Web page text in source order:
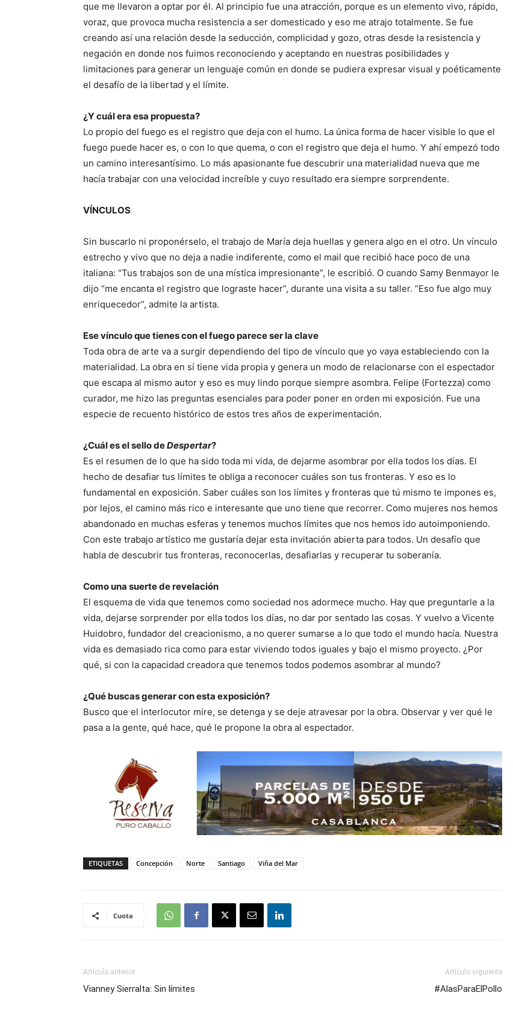
que me llevaron a optar por él. Al principio fue una atracción, porque es un elemento vivo, rápido,
voraz, que provoca mucha resistencia a ser domesticado y eso me atrajo totalmente. Se fue
creando así una relación desde la seducción, complicidad y gozo, otras desde la resistencia y
negación en donde nos fuimos reconociendo y aceptando en nuestras posibilidades y
limitaciones para generar un lenguaje común en donde se pudiera expresar visual y poéticamente
el desafío de la libertad y el límite.
¿Y cuál era esa propuesta?
Lo propio del fuego es el registro que deja con el humo. La única forma de hacer visible lo que el
fuego puede hacer es, o con lo que quema, o con el registro que deja el humo. Y ahí empezó todo
un camino interesantísimo. Lo más apasionante fue descubrir una materialidad nueva que me
hacía trabajar con una velocidad increíble y cuyo resultado era siempre sorprendente.
VÍNCULOS
Sin buscarlo ni proponérselo, el trabajo de María deja huellas y genera algo en el otro. Un vínculo
estrecho y vivo que no deja a nadie indiferente, como el mail que recibió hace poco de una
italiana: “Tus trabajos son de una mística impresionante”, le escribió. O cuando Samy Benmayor le
dijo “me encanta el registro que lograste hacer”, durante una visita a su taller. “Eso fue algo muy
enriquecedor”, admite la artista.
Ese vínculo que tienes con el fuego parece ser la clave
Toda obra de arte va a surgir dependiendo del tipo de vínculo que yo vaya estableciendo con la
materialidad. La obra en sí tiene vida propia y genera un modo de relacionarse con el espectador
que escapa al mismo autor y eso es muy lindo porque siempre asombra. Felipe (Fortezza) como
curador, me hizo las preguntas esenciales para poder poner en orden mi exposición. Fue una
especie de recuento histórico de estos tres años de experimentación.
¿Cuál es el sello deDespertar?
Es el resumen de lo que ha sido toda mi vida, de dejarme asombrar por ella todos los días. El
hecho de desafiar tus límites te obliga a reconocer cuáles son tus fronteras. Y eso es lo
fundamental en exposición. Saber cuáles son los límites y fronteras que tú mismo te impones es,
por lejos, el camino más rico e interesante que uno tiene que recorrer. Como mujeres nos hemos
abandonado en muchas esferas y tenemos muchos límites que nos hemos ido autoimponiendo.
Con este trabajo artístico me gustaría dejar esta invitación abierta para todos. Un desafío que
habla de descubrir tus fronteras, reconocerlas, desafiarlas y recuperar tu soberanía.
Como una suerte de revelación
El esquema de vida que tenemos como sociedad nos adormece mucho. Hay que preguntarle a la
vida, dejarse sorprender por ella todos los días, no dar por sentado las cosas. Y vuelvo a Vicente
Huidobro, fundador del creacionismo, a no querer sumarse a lo que todo el mundo hacía. Nuestra
vida es demasiado rica como para estar viviendo todos iguales y bajo el mismo proyecto. ¿Por
qué, si con la capacidad creadora que tenemos todos podemos asombrar al mundo?
¿Qué buscas generar con esta exposición?
Busco que el interlocutor mire, se detenga y se deje atravesar por la obra. Observar y ver qué le
pasa a la gente, qué hace, qué le propone la obra al espectador.
ETIQUETAS Concepción Norte Santiago Viña del Mar
Cuota
Artículo anterior
Vianney Sierralta: Sin límites
Artículo siguiente
#AlasParaElPollo